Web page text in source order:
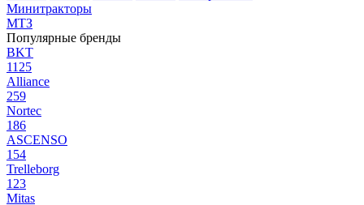
Минитракторы
МТЗ
Популярные бренды
BKT
1125
Alliance
259
Nortec
186
ASCENSO
154
Trelleborg
123
Mitas